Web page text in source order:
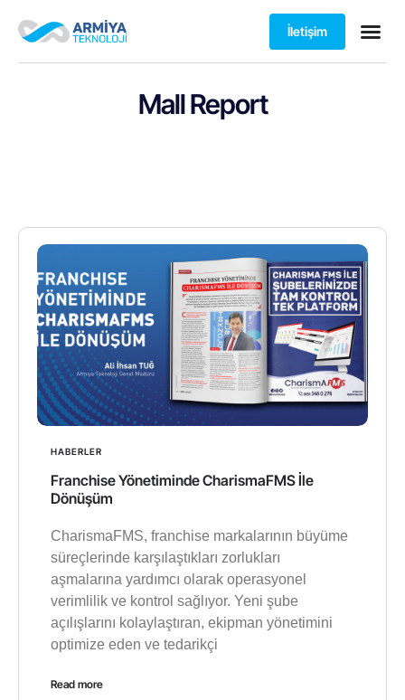
İletişim
Mall Report
HABERLER
Franchise Yönetiminde CharismaFMS İle
Dönüşüm
CharismaFMS, franchise markalarının büyüme
süreçlerinde karşılaştıkları zorlukları
aşmalarına yardımcı olarak operasyonel
verimlilik ve kontrol sağlıyor. Yeni şube
açılışlarını kolaylaştıran, ekipman yönetimini
optimize eden ve tedarikçi
Read more